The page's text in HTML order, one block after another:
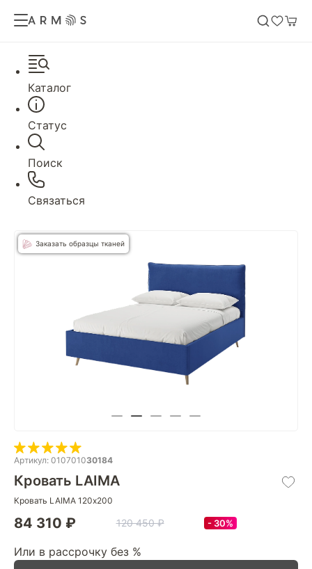
Каталог
Статус
Поиск
Связаться
Заказать образцы тканей
Артикул: 010701030184
Кровать LAIMA
Кровать LAIMA 120х200
84 310 ₽ 120 450 ₽ 30%
Или в рассрочку без %